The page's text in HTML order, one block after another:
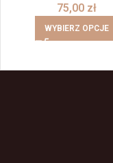
75,00 zł
WYBIERZ OPCJE